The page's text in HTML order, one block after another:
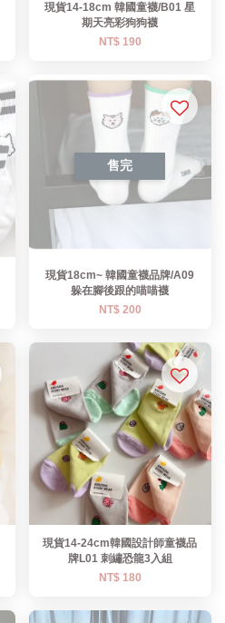
現貨14-18cm 韓國童襪/B01 星
期天亮彩狗狗襪
NT$ 190
售完
現貨18cm~ 韓國童襪品牌/A09
躲在腳後跟的喵喵襪
NT$ 200
現貨14-24cm韓國設計師童襪品
牌L01 刺繡恐龍3入組
NT$ 180